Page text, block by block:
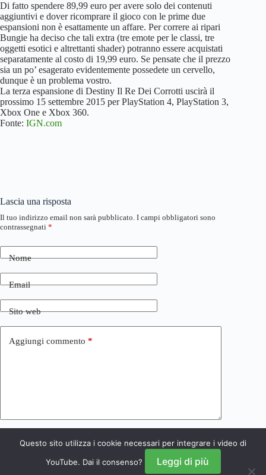
Di fatto spendere 89,99 euro per avere solo dei contenuti
aggiuntivi e dover ricomprare il gioco con le prime due
espansioni non è esattamente un affare. Per correre ai ripari
Bungie ha deciso che tali extra (tre emote per le classi, tre
oggetti esotici e altrettanti shader) potranno essere acquistati
separatamente al costo di 19,99 euro. Se pensate che il prezzo
sia un po’ esagerato evidentemente possedete un cervello,
dunque è un problema vostro.
La terza espansione di Destiny Il Re Dei Corrotti uscirà il
prossimo 15 settembre 2015 per PlayStation 4, PlayStation 3,
Xbox One e Xbox 360.
Fonte: IGN.com
Lascia una risposta
Il tuo indirizzo email non sarà pubblicato. I campi obbligatori sono
contrassegnati *
Nome
Email
Sito web
Aggiungi commento *
Invia commento
Questo sito utilizza i cookie necessari per integrare i video di
YouTube. Dai il consenso?
Leggi di più